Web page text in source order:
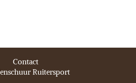
Contact
Ruitersport